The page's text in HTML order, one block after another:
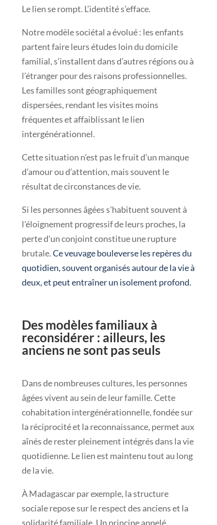
Le lien se rompt. L’identité s’efface.
Notre modèle sociétal a évolué : les enfants
partent faire leurs études loin du domicile
familial, s’installent dans d’autres régions ou à
l’étranger pour des raisons professionnelles.
Les familles sont géographiquement
dispersées, rendant les visites moins
fréquentes et affaiblissant le lien
intergénérationnel.
Cette situation n’est pas le fruit d’un manque
d’amour ou d’attention, mais souvent le
résultat de circonstances de vie.
Si les personnes âgées s'habituent souvent à
l'éloignement progressif de leurs proches, la
perte d'un conjoint constitue une rupture
brutale.Ce veuvage bouleverse les repères du
quotidien, souvent organisés autour de la vie à
deux, et peut entraîner un isolement profond.
Des modèles familiaux à
reconsidérer : ailleurs, les
anciens ne sont pas seuls
Dans de nombreuses cultures, les personnes
âgées vivent au sein de leur famille. Cette
cohabitation intergénérationnelle, fondée sur
la réciprocité et la reconnaissance, permet aux
aînés de rester pleinement intégrés dans la vie
quotidienne. Le lien est maintenu tout au long
de la vie.
À Madagascar par exemple, la structure
sociale repose sur le respect des anciens et la
solidarité familiale. Un principe appelé